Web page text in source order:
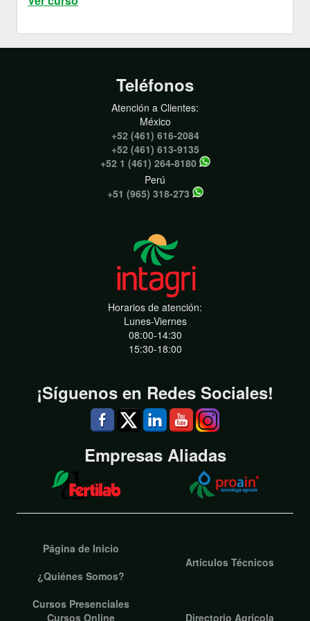
Teléfonos
Atención a Clientes:
México
+52 (461) 616-2084
+52 (461) 613-9135
+52 1 (461) 264-8180
Perú
+51 (965) 318-273
Horarios de atención:
Lunes-Viernes
08:00-14:30
15:30-18:00
¡Síguenos en Redes Sociales!
Empresas Aliadas
Página de Inicio
¿Quiénes Somos?
Artículos Técnicos
Cursos Presenciales
Cursos Online
Directorio Agrícola